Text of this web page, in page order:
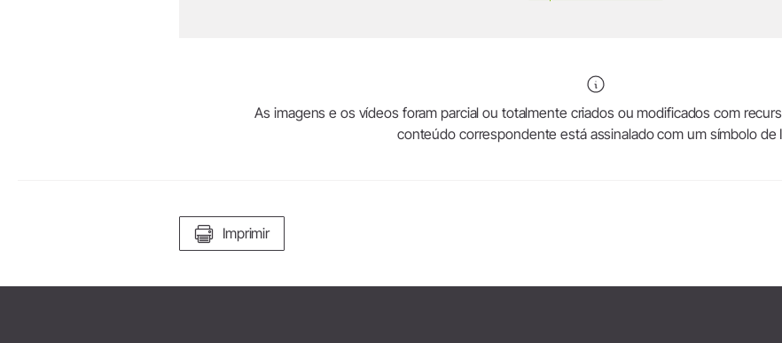
As imagens e os vídeos foram parcial ou totalmente criados ou modificados com
conteúdo correspondente está assinalado com um símbolo de
Imprimir